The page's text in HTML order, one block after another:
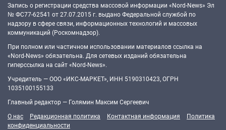
Запись о регистрации средства массовой информации «Nord-News» Эл
№ ФС77-62541 от 27.07.2015 г. выдано Федеральной службой по
надзору в сфере связи, информационных технологий и массовых
коммуникаций (Роскомнадзор).
При полном или частичном использовании материалов ссылка на
«Nord-News» обязательна. Для сетевых изданий обязательна
гиперссылка на сайт «Nord-News».
Учредитель — ООО «ИКС-МАРКЕТ», ИНН 5190310423, ОГРН
1035100155133
Главный редактор — Голямин Максим Сергеевич
О нас
Редакционная политика Контактная информация
Политика
конфиденциальности